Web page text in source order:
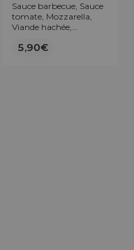
Sauce barbecue, Sauce
tomate, Mozzarella,
Viande hachée,
5,90€